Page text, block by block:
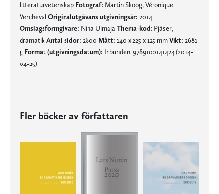
litteraturvetenskap Fotograf: Martin Skoog,Véronique
VerchevalOriginalutgåvans utgivningsår: 2014
Omslagsformgivare: Nina Ulmaja Thema-kod: Pjäser,
dramatik Antal sidor: 2800 Mått: 140 x 225 x 125 mmVikt: 2681
g Format (utgivningsdatum): Inbunden, 9789100141424 (2014-
04-25)
Fler böcker av författaren